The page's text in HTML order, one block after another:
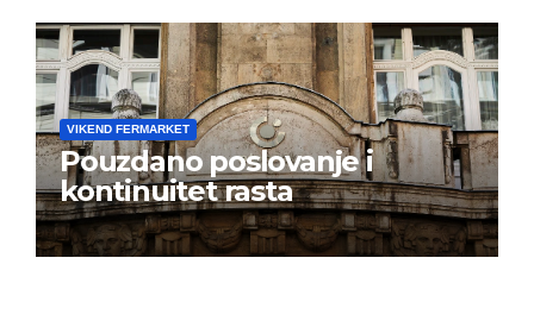
VIKEND FERMARKET
Pouzdano poslovanje i
kontinuitet rasta